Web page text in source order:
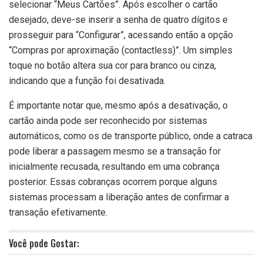
selecionar “Meus Cartões”. Após escolher o cartão
desejado, deve-se inserir a senha de quatro dígitos e
prosseguir para “Configurar”, acessando então a opção
“Compras por aproximação (contactless)”. Um simples
toque no botão altera sua cor para branco ou cinza,
indicando que a função foi desativada.
É importante notar que, mesmo após a desativação, o
cartão ainda pode ser reconhecido por sistemas
automáticos, como os de transporte público, onde a catraca
pode liberar a passagem mesmo se a transação for
inicialmente recusada, resultando em uma cobrança
posterior. Essas cobranças ocorrem porque alguns
sistemas processam a liberação antes de confirmar a
transação efetivamente.
Você pode Gostar: